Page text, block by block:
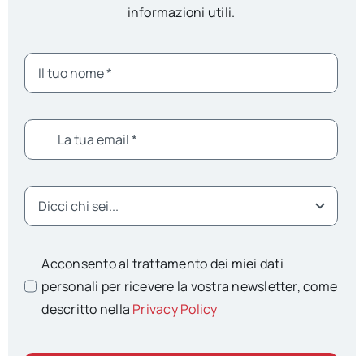
informazioni utili.
Acconsento al trattamento dei miei dati
personali per ricevere la vostra newsletter, come
descritto nella Privacy Policy